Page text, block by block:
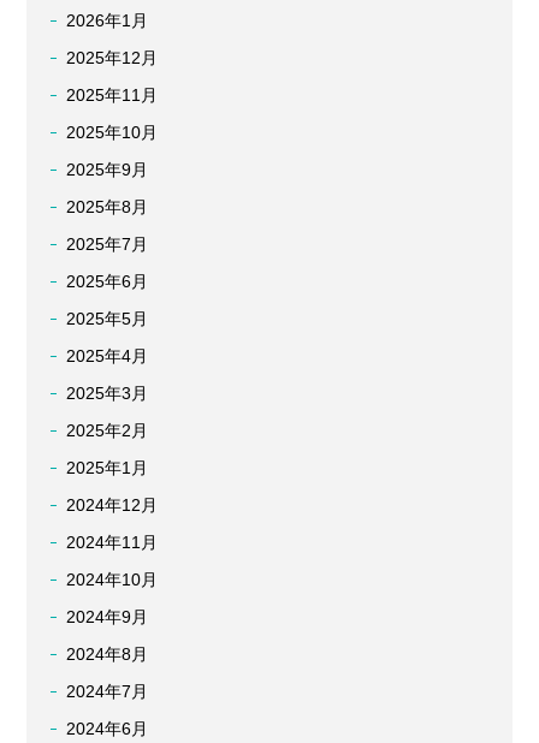
2026年1月
2025年12月
2025年11月
2025年10月
2025年9月
2025年8月
2025年7月
2025年6月
2025年5月
2025年4月
2025年3月
2025年2月
2025年1月
2024年12月
2024年11月
2024年10月
2024年9月
2024年8月
2024年7月
2024年6月